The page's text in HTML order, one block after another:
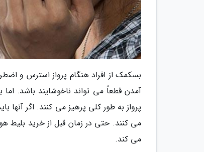
بسکمک از افراد هنگام پرواز استرس و
آمدن قطعاً می تواند ناخوشایند باشد.
پرواز به طور کلی پرهیز می کنند. اگر آنها
می کنند. حتی در زمان قبل از خرید بلیط
می کند.